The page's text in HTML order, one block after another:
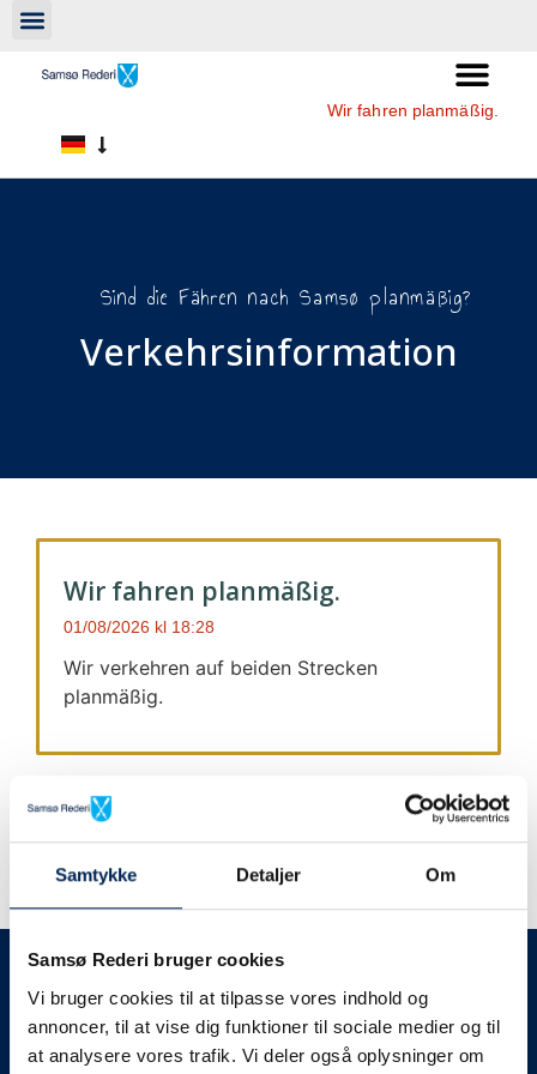
Samtykke Detaljer Om
Samsø Rederi bruger cookies
Vi bruger cookies til at tilpasse vores indhold og
annoncer, til at vise dig funktioner til sociale medier og til
at analysere vores trafik. Vi deler også oplysninger om
Wir fahren planmäßig.
Sind die Fähren nach Samsø planmäßig?
Verkehrsinformation​
Wir fahren planmäßig.
01/08/2026 18:28
Wir verkehren auf beiden Strecken
planmäßig.
Wir geben immer Bescheid
Wir werden Sie